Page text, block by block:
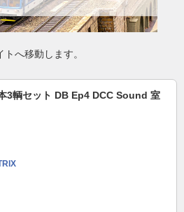
へ移動します。
3輌セット DB Ep4 DCC Sound 室